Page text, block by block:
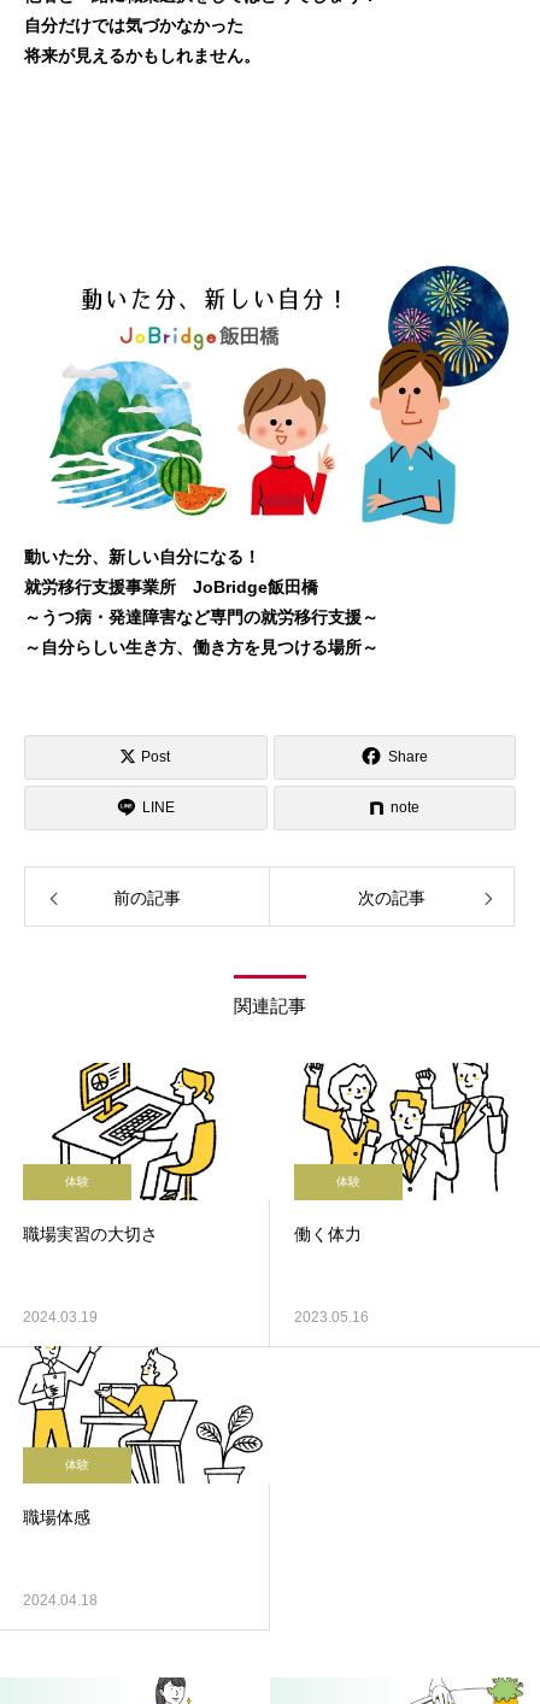
自分だけでは気づかなかった
将来が見えるかもしれません。
動いた分、新しい自分になる！
就労移行支援事業所 JoBridge飯田橋
～うつ病・発達障害など専門の就労移行支援～
～自分らしい生き方、働き方を見つける場所～
Post Share
LINE note
前の記事 次の記事
関連記事
体験
職場実習の大切さ
2024.03.19
体験
働く体力
2023.05.16
体験
職場体感
2024.04.18